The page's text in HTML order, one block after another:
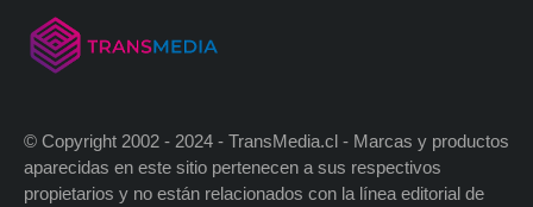
© Copyright 2002 - 2024 - TransMedia.cl - Marcas y productos
aparecidas en este sitio pertenecen a sus respectivos
propietarios y no están relacionados con la línea editorial de